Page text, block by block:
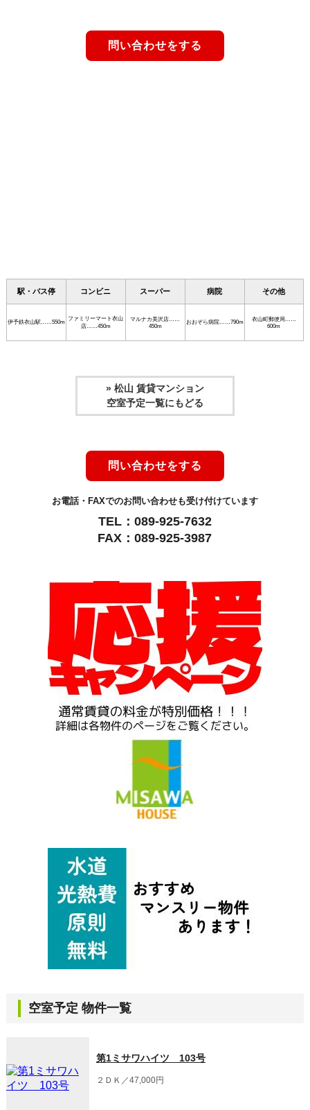
問い合わせをする
駅・バス停 コンビニ スーパー 病院 その他
伊予鉄衣山駅……550m
ファミリーマート衣山
店……450m
マルナカ美沢店……
450m
おおぞら病院……790m
衣山町郵便局……
600m
» 松山 賃貸マンション
空室予定一覧にもどる
問い合わせをする
お電話・FAXでのお問い合わせも受け付けています
TEL：089-925-7632
FAX：089-925-3987
空室予定 物件一覧
第1ミサワハイツ 103号
２ＤＫ／47,000円